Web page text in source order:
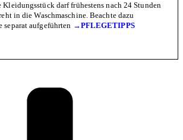
Kleidungsstück darf frühestens nach 24 Stunden
in die Waschmaschine. Beachte dazu
separat aufgeführten →PFLEGETIPPS